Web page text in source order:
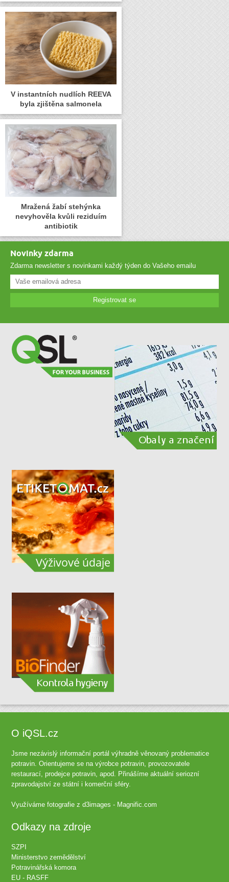
V instantních nudlích REEVA
byla zjištěna salmonela
Mražená žabí stehýnka
nevyhověla kvůli reziduím
antibiotik
Novinky zdarma
Zdarma newsletter s novinkami každý týden do Vašeho emailu
Registrovat se
O iQSL.cz
Jsme nezávislý informační portál výhradně věnovaný problematice
potravin. Orientujeme se na výrobce potravin, provozovatele
restaurací, prodejce potravin, apod. Přinášíme aktuální seriozní
zpravodajství ze státní i komerční sféry.
Využíváme fotografie zd3images - Magnific.com
Odkazy na zdroje
SZPI
Ministerstvo zemědělství
Potravinářská komora
EU - RASFF